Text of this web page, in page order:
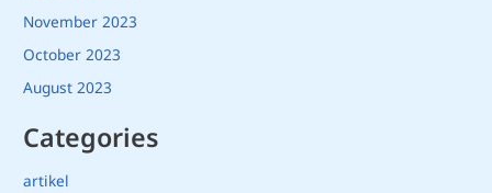
November 2023
October 2023
August 2023
Categories
artikel